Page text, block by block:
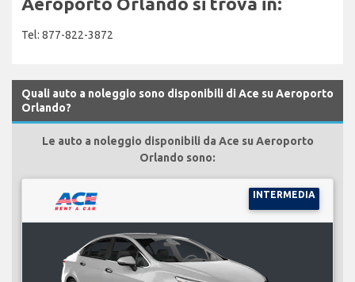
Tel: 877-822-3872
Quali auto a noleggio sono disponibili di Ace su Aeroporto
Orlando?
Le auto a noleggio disponibili da Ace su Aeroporto
Orlando sono:
INTERMEDIA